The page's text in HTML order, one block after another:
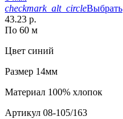
checkmark_alt_circleВыбрать
43.23 р.
По 60 м
Цвет синий
Размер 14мм
Материал 100% хлопок
Артикул 08-105/163